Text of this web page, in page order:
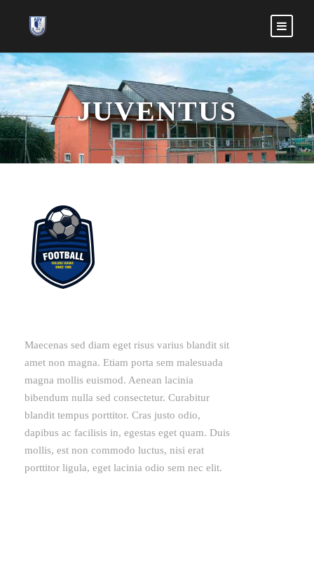
JUVENTUS
Maecenas sed diam eget risus varius blandit sit
amet non magna. Etiam porta sem malesuada
magna mollis euismod. Aenean lacinia
bibendum nulla sed consectetur. Curabitur
blandit tempus porttitor. Cras justo odio,
dapibus ac facilisis in, egestas eget quam. Duis
mollis, est non commodo luctus, nisi erat
porttitor ligula, eget lacinia odio sem nec elit.